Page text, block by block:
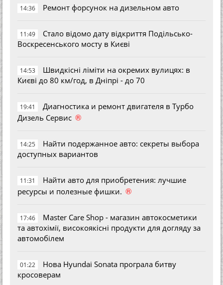
14:36 Ремонт форсунок на дизельном авто
11:49
Стало відомо дату відкриття Подільсько-
Воскресенського мосту в Києві
14:53
Швидкісні ліміти на окремих вулицях: в
Києві до 80 км/год, в Дніпрі - до 70
19:41
Диагностика и ремонт двигателя в Турбо
Дизель Сервис ®
14:25
Найти подержанное авто: секреты выбора
доступных вариантов
11:31
Найти авто для приобретения: лучшие
ресурсы и полезные фишки. ®
17:46
Master Care Shop - магазин автокосметики
та автохімії, високоякісні продукти для догляду за
автомобілем
01:22
Нова Hyundai Sonata програла битву
кросоверам